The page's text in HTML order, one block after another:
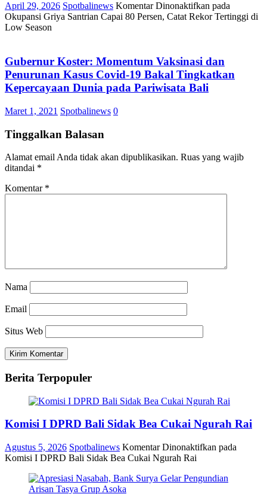
April 29, 2026 Spotbalinews Komentar Dinonaktifkan pada
Okupansi Griya Santrian Capai 80 Persen, Catat Rekor Tertinggi di
Low Season
Gubernur Koster: Momentum Vaksinasi dan
Penurunan Kasus Covid-19 Bakal Tingkatkan
Kepercayaan Dunia pada Pariwisata Bali
Maret 1, 2021 Spotbalinews 0
Tinggalkan Balasan
Alamat email Anda tidak akan dipublikasikan. Ruas yang wajib
ditandai *
Komentar *
Nama
Email
Situs Web
Berita Terpopuler
Komisi I DPRD Bali Sidak Bea Cukai Ngurah Rai
Agustus 5, 2026 Spotbalinews Komentar Dinonaktifkan pada
Komisi I DPRD Bali Sidak Bea Cukai Ngurah Rai